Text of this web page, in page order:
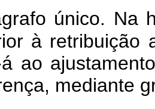
único. Na
à retribuição
á ao
mediante